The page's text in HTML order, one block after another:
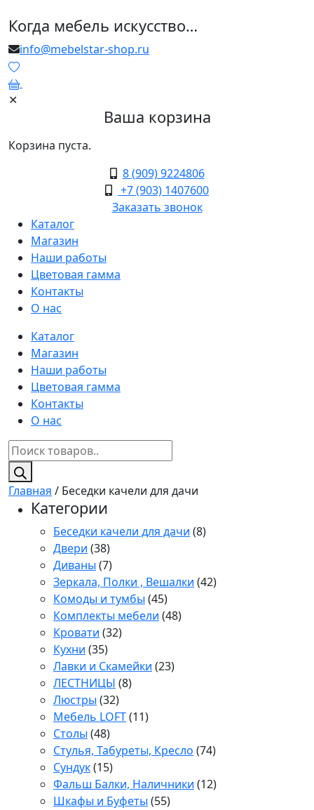
Когда мебель искусство…
info@mebelstar-shop.ru
✕
Ваша корзина
Корзина пуста.
8 (909) 9224806
+7 (903) 1407600
Заказать звонок
Каталог
Магазин
Наши работы
Цветовая гамма
Контакты
О нас
Каталог
Магазин
Наши работы
Цветовая гамма
Контакты
О нас
Поиск
товаров
Главная / Беседки качели для дачи
Категории
Беседки качели для дачи (8)
Двери (38)
Диваны (7)
Зеркала, Полки , Вешалки (42)
Комоды и тумбы (45)
Комплекты мебели (48)
Кровати (32)
Кухни (35)
Лавки и Скамейки (23)
ЛЕСТНИЦЫ (8)
Люстры (32)
Мебель LOFT(11)
Столы (48)
Стулья, Табуреты, Кресло (74)
Сундук(15)
Фальш Балки, Наличники (12)
Шкафы и Буфеты (55)